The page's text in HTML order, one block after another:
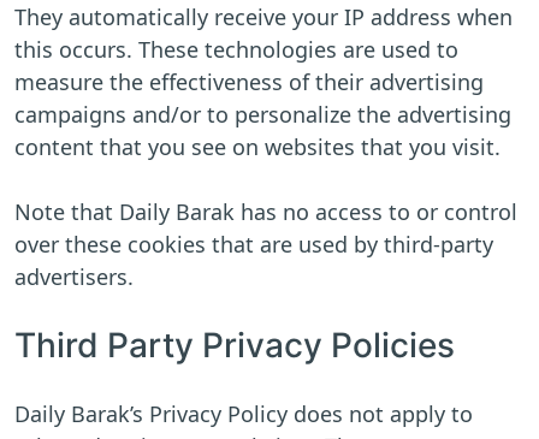
They automatically receive your IP address when
this occurs. These technologies are used to
measure the effectiveness of their advertising
campaigns and/or to personalize the advertising
content that you see on websites that you visit.
Note that Daily Barak has no access to or control
over these cookies that are used by third-party
advertisers.
Third Party Privacy Policies
Daily Barak’s Privacy Policy does not apply to